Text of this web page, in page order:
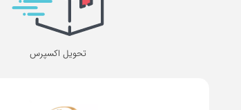
تحویل اکسپرس